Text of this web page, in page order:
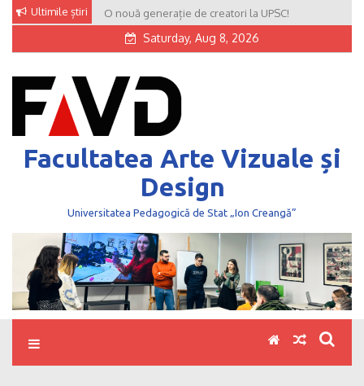
Skip
content
Ultimile știri O nouă generație de creatori la UPSC!
Saturday, Aug 8, 2026
Facultatea Arte Vizuale și
Design
Universitatea Pedagogică de Stat „Ion Creangă”